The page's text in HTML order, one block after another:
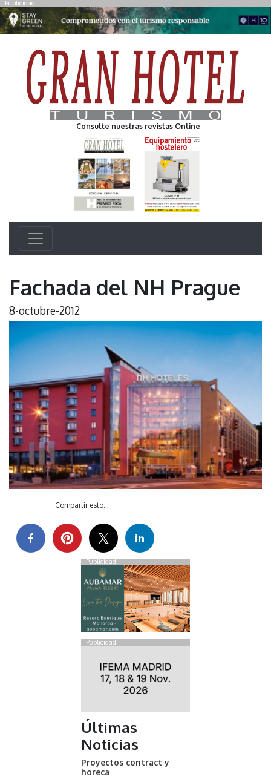
Publicidad
Consulte nuestras revistas Online
Fachada del NH Prague
8-octubre-2012
Compartir esto...
Publicidad
Publicidad
Últimas
Noticias
Proyectos contract y
horeca